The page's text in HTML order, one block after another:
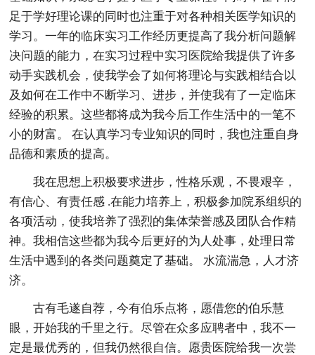
足于学好理论课的同时也注重于对各种相关医学知识的
学习。一年的临床实习工作经历更提高了我分析问题解
决问题的能力，在实习过程中实习医院给我提供了许多
动手实践机会，使我学会了如何将理论与实践相结合以
及如何在工作中不断学习、进步，并使我有了一定临床
经验的积累。这些都将成为我今后工作生活中的一笔不
小的财富。 在认真学习专业知识的同时，我也注重自身
品德和素质的提高。
我在思想上积极要求进步，性格乐观，不畏艰辛，
有信心、有责任感 .在能力培养上，积极参加院系组织的
各项活动，使我培养了强烈的集体荣誉感及团队合作精
神。我相信这些都为我今后更好的为人处事，处理日常
生活中遇到的各类问题奠定了基础。 水流湍急，人才济
济。
古有毛遂自荐，今有伯乐点将，愿借您的伯乐慧
眼，开始我的千里之行。尽管在众多应聘者中，我不一
定是最优秀的，但我仍然很自信。愿贵医院给我一次尝